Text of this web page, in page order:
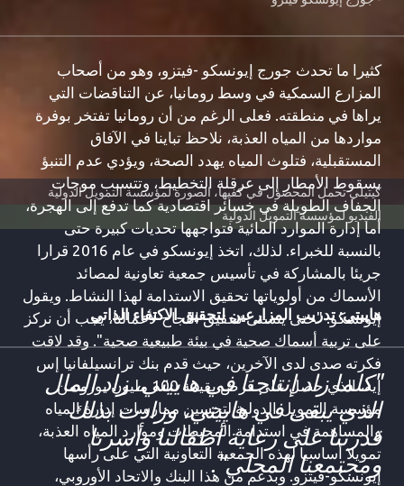
الفيديو لمؤسسة التمويل الدولية
كثيرا ما تحدث جورج إيونسكو -فيتزو، وهو من أصحاب
المزارع السمكية في وسط رومانيا، عن التناقضات التي
يراها في منطقته. فعلى الرغم من أن رومانيا تفتخر بوفرة
مواردها من المياه العذبة، نلاحظ تباينا في الآفاق
المستقبلية، فتلوث المياه يهدد الصحة، ويؤدي عدم التنبؤ
بسقوط الأمطار إلى عرقلة التخطيط، وتتسبب موجات
الجفاف الطويلة في خسائر اقتصادية كما تدفع إلى الهجرة،
أما إدارة الموارد المائية فتواجهها تحديات كبيرة حتى
بالنسبة للخبراء. لذلك، اتخذ إيونسكو في عام 2016 قرارا
جريئا بالمشاركة في تأسيس جمعية تعاونية لمصائد
الأسماك من أولوياتها تحقيق الاستدامة لهذا النشاط. ويقول
إيونسكو: "حتى يتسنى تحقيق النجاح لأعمالنا، يجب أن نركز
على تربية أسماك صحية في بيئة طبيعية صحية". وقد لاقت
فكرته صدى لدى الآخرين، حيث قدم بنك ترانسيلفانيا إس
إيه، الذي حصل على قرض بقيمة 100 مليون يورو من
مؤسسة التمويل الدولية لتحسين ممارسات إدارة المياه
والمساهمة في استدامة المحيطات وموارد المياه العذبة،
تمويلا أساسيا لهذه الجمعية التعاونية التي على رأسها
إيونسكو-فيتزو. وبدعم من هذا البنك والاتحاد الأوروبي،
هاييتي: تدريب المزارعين لتحقيق الاكتفاء الذاتي
"كلما زاد إنتاجنا في هاييتي، زاد المال
الذي يبقى في هاييتي، وزادت بذلك
قدرتنا على رعاية أطفالنا وأسرنا
ومجتمعنا المحلي".
كيتيلي تحمل المحصول في كفيها، الصورة لمؤسسة التمويل الدولية